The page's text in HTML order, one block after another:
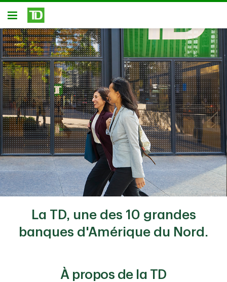
Passer au contenu principal
Ouvert
La TD, une des 10 grandes
banques d'Amérique du Nord.
À propos de la TD